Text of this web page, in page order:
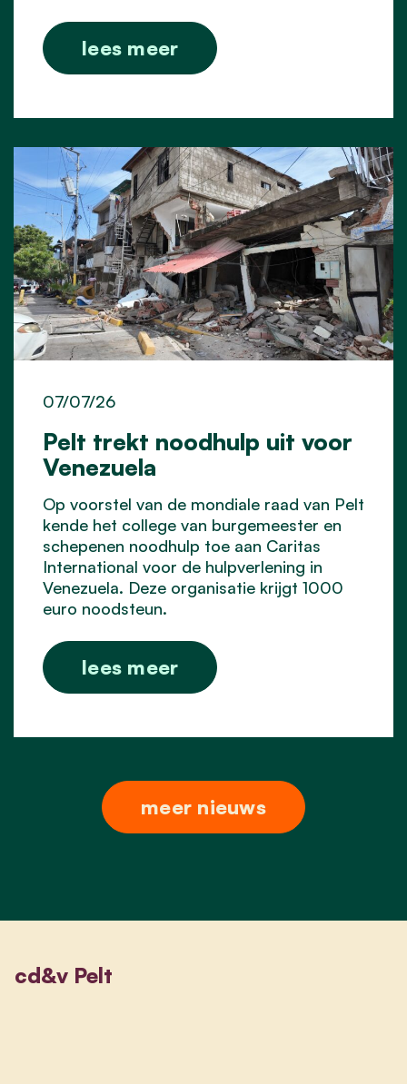
lees meer
Pelt trekt noodhulp uit voor
Venezuela
07/07/26
Op voorstel van de mondiale raad van Pelt
kende het college van burgemeester en
schepenen noodhulp toe aan Caritas
International voor de hulpverlening in
Venezuela. Deze organisatie krijgt 1000
euro noodsteun.
lees meer
meer nieuws
cd&v Pelt